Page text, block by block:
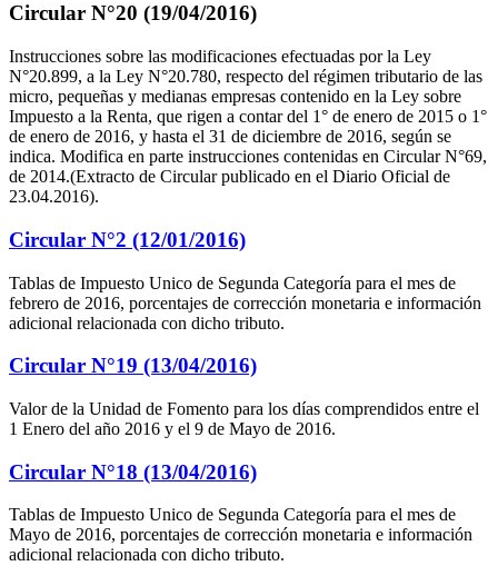
Circular N°20 (19/04/2016)
Instrucciones sobre las modificaciones efectuadas por la Ley
N°20.899, a la Ley N°20.780, respecto del régimen tributario de las
micro, pequeñas y medianas empresas contenido en la Ley sobre
Impuesto a la Renta, que rigen a contar del 1° de enero de 2015 o 1°
de enero de 2016, y hasta el 31 de diciembre de 2016, según se
indica. Modifica en parte instrucciones contenidas en Circular N°69,
de 2014.(Extracto de Circular publicado en el Diario Oficial de
23.04.2016).
Circular N°2 (12/01/2016)
Tablas de Impuesto Unico de Segunda Categoría para el mes de
febrero de 2016, porcentajes de corrección monetaria e información
adicional relacionada con dicho tributo.
Circular N°19 (13/04/2016)
Valor de la Unidad de Fomento para los días comprendidos entre el
1 Enero del año 2016 y el 9 de Mayo de 2016.
Circular N°18 (13/04/2016)
Tablas de Impuesto Unico de Segunda Categoría para el mes de
Mayo de 2016, porcentajes de corrección monetaria e información
adicional relacionada con dicho tributo.